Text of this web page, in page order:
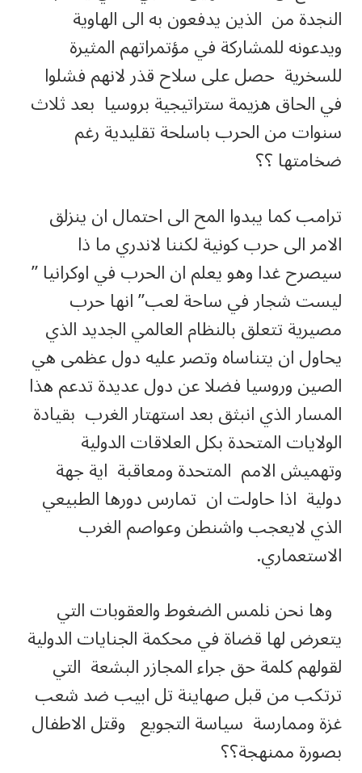
النجدة من الذين يدفعون به الى الهاوية
ويدعونه للمشاركة في مؤتمراتهم المثيرة
للسخرية حصل على سلاح قذر لانهم فشلوا
في الحاق هزيمة ستراتيجية بروسيا بعد ثلاث
سنوات من الحرب باسلحة تقليدية رغم
ضخامتها ؟؟
ترامب كما يبدوا المح الى احتمال ان ينزلق
الامر الى حرب كونية لكننا لاندري ما ذا
سيصرح غدا وهو يعلم ان الحرب في اوكرانيا ”
ليست شجار في ساحة لعب” انها حرب
مصيرية تتعلق بالنظام العالمي الجديد الذي
يحاول ان يتناساه وتصر عليه دول عظمى هي
الصين وروسيا فضلا عن دول عديدة تدعم هذا
المسار الذي انبثق بعد استهتار الغرب بقيادة
الولايات المتحدة بكل العلاقات الدولية
وتهميش الامم المتحدة ومعاقبة اية جهة
دولية اذا حاولت ان تمارس دورها الطبيعي
الذي لايعجب واشنطن وعواصم الغرب
الاستعماري.
وها نحن نلمس الضغوط والعقوبات التي
يتعرض لها قضاة في محكمة الجنايات الدولية
لقولهم كلمة حق جراء المجازر البشعة التي
ترتكب من قبل صهاينة تل ابيب ضد شعب
غزة وممارسة سياسة التجويع وقتل الاطفال
بصورة ممنهجة؟؟